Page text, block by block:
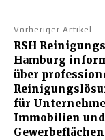
Vorheriger Artikel
RSH
Hamburg
über
für
Immobilien und
Gewerbeflächen